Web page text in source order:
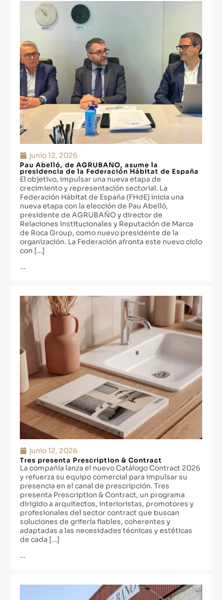
junio 12, 2026
Pau Abelló, de AGRUBAÑO, asume la
presidencia de la Federación Hábitat de España
El objetivo, impulsar una nueva etapa de
crecimiento y representación sectorial. La
Federación Hábitat de España (FHdE) inicia una
nueva etapa con la elección de Pau Abelló,
presidente de AGRUBAÑO y director de
Relaciones Institucionales y Reputación de Marca
de Roca Group, como nuevo presidente de la
organización. La Federación afronta este nuevo ciclo
con […]
...
junio 12, 2026
Tres presenta Prescription & Contract
La compañía lanza el nuevo Catálogo Contract 2026
y refuerza su equipo comercial para impulsar su
presencia en el canal de prescripción. Tres
presenta Prescription & Contract, un programa
dirigido a arquitectos, interioristas, promotores y
profesionales del sector contract que buscan
soluciones de grifería fiables, coherentes y
adaptadas a las necesidades técnicas y estéticas
de cada […]
...